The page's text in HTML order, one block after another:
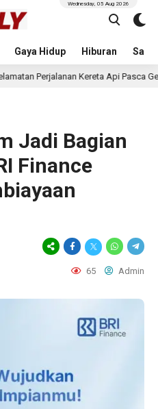
Gaya Hidup Hiburan
Wednesday, 05 Aug 2026
Kereta Api Pasca Gempa
Jadi Bagian
Finance
65 Admin